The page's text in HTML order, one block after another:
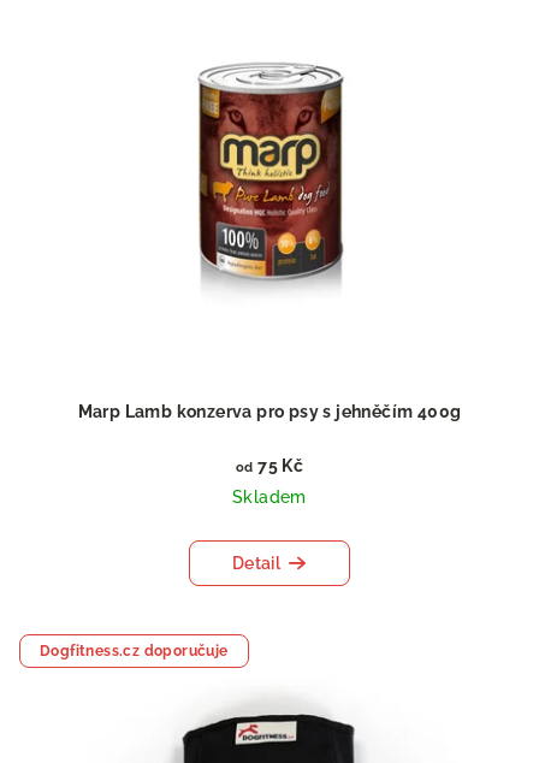
Marp Lamb konzerva pro psy s jehněčím 400g
od 75 Kč
Skladem
Detail
Dogfitness.cz doporučuje